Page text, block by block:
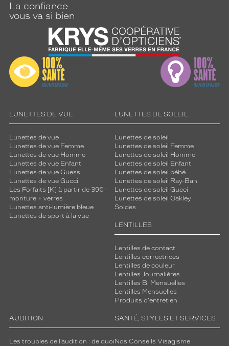
La confiance
vous va si bien
LUNETTES DE VUE
Lunettes de vue
Lunettes de vue Femme
Lunettes de vue Homme
Lunettes de vue Enfant
Lunettes de vue Guess
Lunettes de vue Gucci
Les Forfaits [K] à partir de 39€ -
monture + verres
Lunettes anti-lumière bleue
Lunettes de sport à la vue
LUNETTES DE SOLEIL
Lunettes de soleil
Lunettes de soleil Femme
Lunettes de soleil Homme
Lunettes de soleil Enfant
Lunettes de soleil bébé
Lunettes de soleil Ray-Ban
Lunettes de soleil Gucci
Lunettes de soleil Oakley
Soldes
LENTILLES
Lentilles de contact
Lentilles correctrices
Lentilles de couleur
Lentilles Journalières
Lentilles Bi Mensuelles
Lentilles Mensuelles
Produits d'entretien
AUDITION
Les troubles de l’audition : de quoi
SANTÉ, STYLES ET SERVICES
Nos Conseils Visagisme